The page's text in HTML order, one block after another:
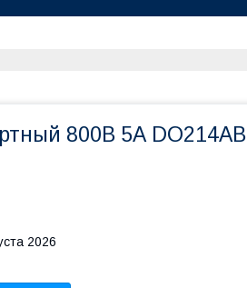
800В 5А DO214AB
2026